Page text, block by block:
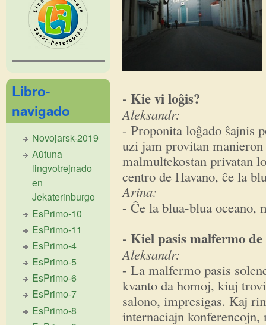
- Kie vi loĝis?
Aleksandr:
- Proponita loĝado ŝajnis
uzi jam provitan
malmultekostan privatan
centro de Havano, ĉe la
Arina:
- Ĉe la blua-blua
- Kiel pasis malfermo de
Aleksandr:
- La malfermo pasis
kvanto da homoj, kiuj
salono, impresigas. Kaj
internaciajn
Libro-
navigado
Novojarsk-2019
Aŭtuna
lingvotrejnado
en
Jekaterinburgo
EsPrimo-10
EsPrimo-11
EsPrimo-4
EsPrimo-5
EsPrimo-6
EsPrimo-7
EsPrimo-8